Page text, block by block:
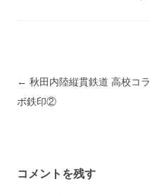
投稿ナビゲーション
← 秋田内陸縦貫鉄道 高校コラ
ボ鉄印②
コメントを残す